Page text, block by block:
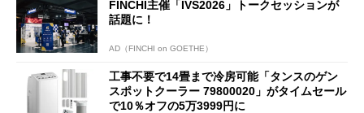
FINCHI主催「IVS2026」トークセッションが
話題に！
AD（FINCHI on GOETHE）
工事不要で14畳まで冷房可能「タンスのゲン
スポットクーラー 79800020」がタイムセール
で10％オフの5万3999円に